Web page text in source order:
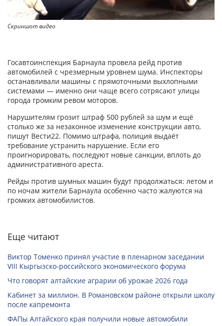
Скриншот видео
Госавтоинспекция Барнаула провела рейд против
автомобилей с чрезмерным уровнем шума. Инспекторы
останавливали машины с прямоточными выхлопными
системами — именно они чаще всего сотрясают улицы
города громким ревом моторов.
Нарушителям грозит штраф 500 рублей за шум и ещё
столько же за незаконное изменение конструкции авто,
пишут Вести22. Помимо штрафа, полиция выдаёт
требование устранить нарушение. Если его
проигнорировать, последуют новые санкции, вплоть до
административного ареста.
Рейды против шумных машин будут продолжаться: летом и
по ночам жители Барнаула особенно часто жалуются на
громких автомобилистов.
Еще читают
Виктор Томенко принял участие в пленарном заседании
VIII Кыргызско-российского экономического форума
Что говорят алтайские аграрии об урожае 2026 года
Кабинет за миллион. В Романовском районе открыли школу
после капремонта
ФАПы Алтайского края получили новые автомобили